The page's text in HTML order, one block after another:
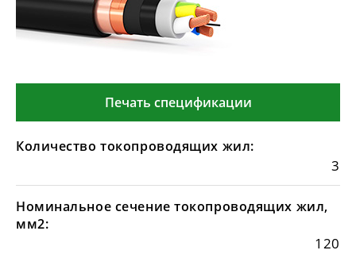
Печать спецификации
Количество токопроводящих жил:
3
Номинальное сечение токопроводящих жил,
мм2:
120